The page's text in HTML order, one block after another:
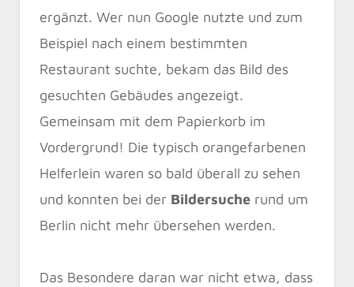
ergänzt. Wer nun Google nutzte und zum
Beispiel nach einem bestimmten
Restaurant suchte, bekam das Bild des
gesuchten Gebäudes angezeigt.
Gemeinsam mit dem Papierkorb im
Vordergrund! Die typisch orangefarbenen
Helferlein waren so bald überall zu sehen
und konnten bei der Bildersuche rund um
Berlin nicht mehr übersehen werden.
Das Besondere daran war nicht etwa, dass